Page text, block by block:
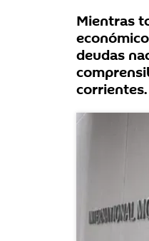
Mientras
deudas
corrientes.